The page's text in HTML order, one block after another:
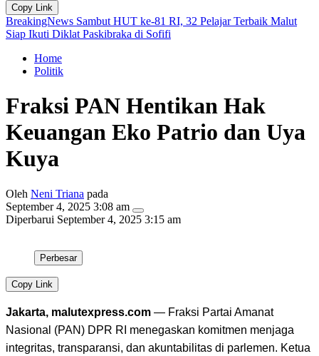
Copy Link
BreakingNews Sambut HUT ke-81 RI, 32 Pelajar Terbaik Malut
Siap Ikuti Diklat Paskibraka di Sofifi
Home
Politik
Fraksi PAN Hentikan Hak
Keuangan Eko Patrio dan Uya
Kuya
Oleh Neni Triana pada
September 4, 2025 3:08 am
Diperbarui September 4, 2025 3:15 am
Perbesar
Copy Link
Jakarta, malutexpress.com — Fraksi Partai Amanat
Nasional (PAN) DPR RI menegaskan komitmen menjaga
integritas, transparansi, dan akuntabilitas di parlemen. Ketua